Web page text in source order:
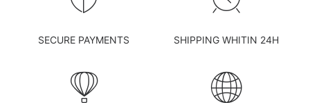
SECURE PAYMENTS SHIPPING WHITIN 24H